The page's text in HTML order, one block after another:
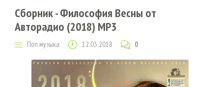
Сборник - Философия Весны от
Авторадио (2018) MP3
Поп музыка 12.03.2018 0